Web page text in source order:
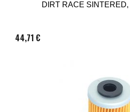
DIRT RACE
44,71 €